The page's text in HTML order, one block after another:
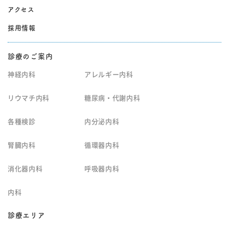
アクセス
採用情報
診療のご案内
神経内科 アレルギー内科
リウマチ内科 糖尿病・代謝内科
各種検診 内分泌内科
腎臓内科 循環器内科
消化器内科 呼吸器内科
内科
診療エリア